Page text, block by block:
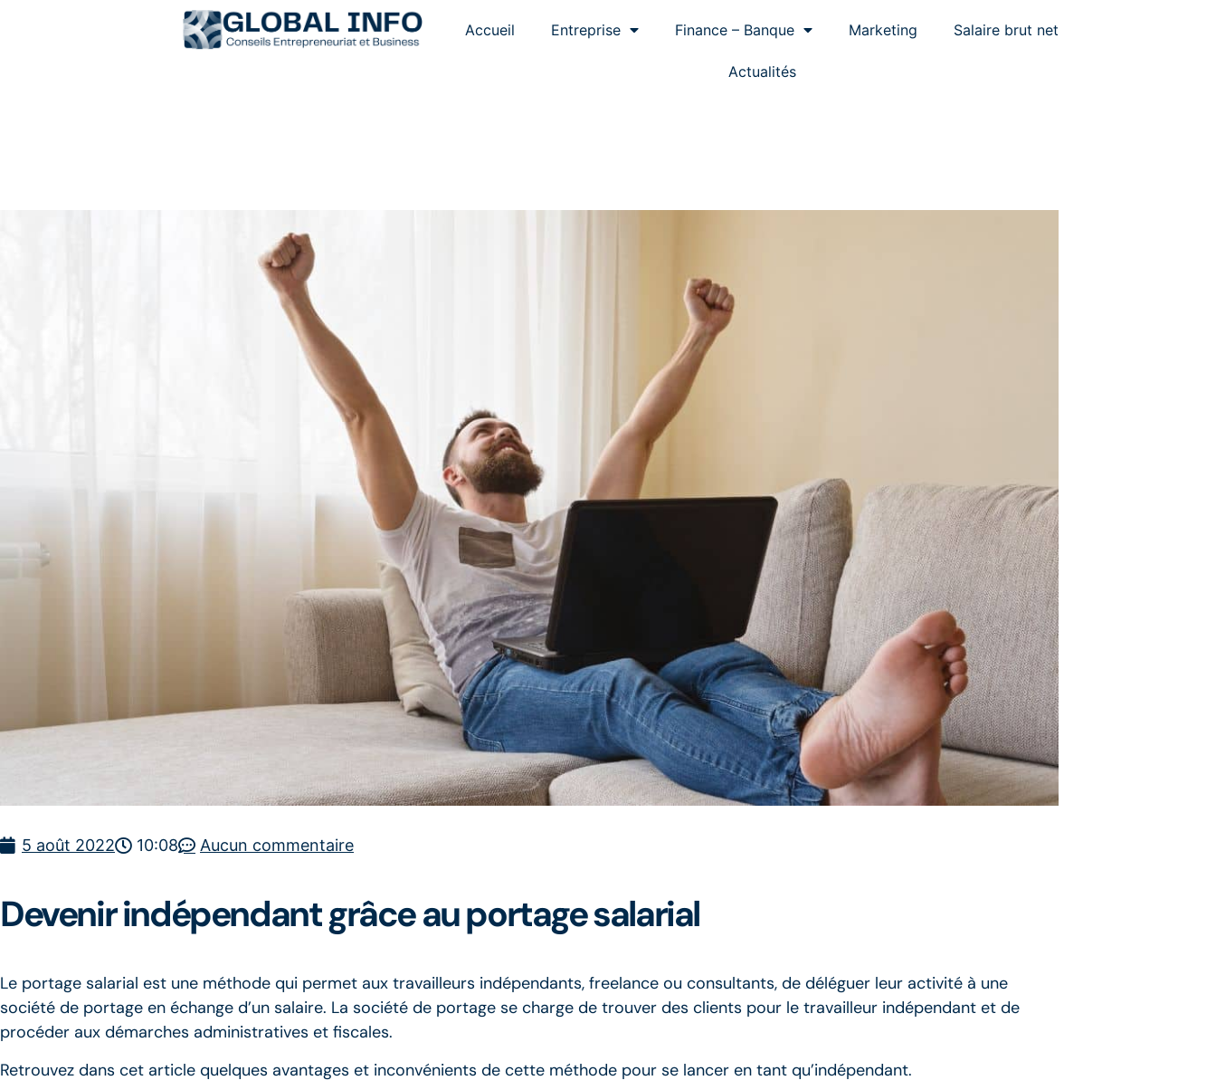
Accueil Entreprise Finance – Banque Marketing Salaire brut net
Actualités
5 août 2022 10:08 Aucun commentaire
Devenir indépendant grâce au portage salarial
Le portage salarial est une méthode qui permet aux travailleurs indépendants, freelance ou consultants, de déléguer leur activité à une
société de portage en échange d’un salaire. La société de portage se charge de trouver des clients pour le travailleur indépendant et de
procéder aux démarches administratives et fiscales.
Retrouvez dans cet article quelques avantages et inconvénients de cette méthode pour se lancer en tant qu’indépendant.